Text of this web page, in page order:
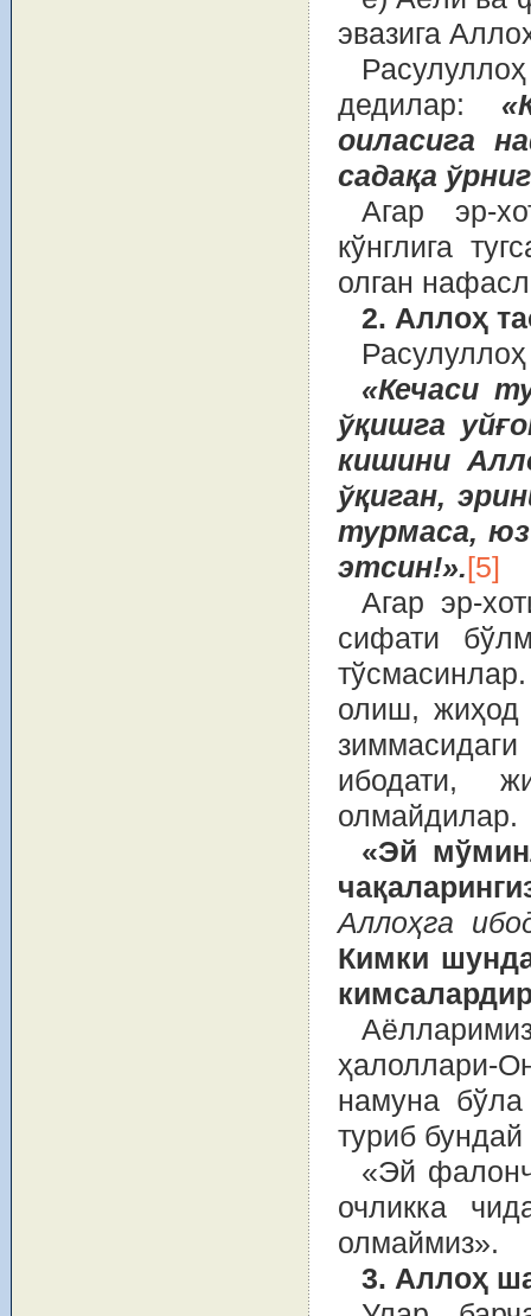
эвазига
дедилар:
оиласига
садақа
Агар эр-
кўнглига
олган
2. Аллоҳ
«Кечаси
ўқишга
кишини
ўқиган,
турмаса,
этсин!». [5]
Агар эр-
сифати
олиш, жиҳод
ибодати,
олмайдилар.
«Эй
Аллоҳга
Кимки
ҳалоллари-
намуна бўла
туриб
«Эй
очликка
олмаймиз».
3. Аллоҳ